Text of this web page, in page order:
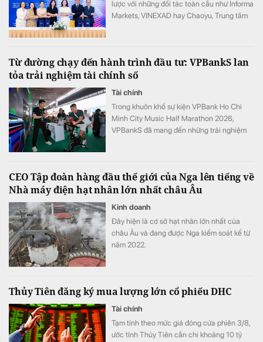
lược với những đối tác toàn cầu như Informa
Markets, VINEXAD hay Chaoyu, Trung tâm
Từ đường chạy đến hành trình đầu tư: VPBankS lan
tỏa trải nghiệm tài chính số
Tài chính
Trong khuôn khổ sự kiện VPBank Ho Chi
Minh City Music Half Marathon 2026,
VPBankS đã mang đến những trải nghiệm
Invest.
CEO Tập đoàn hàng đầu thế giới của Nga lên tiếng về
Nhà máy điện hạt nhân lớn nhất châu Âu
Kinh doanh
Đây hiện là cơ sở hạt nhân lớn nhất của
châu Âu và đang được Nga kiểm soát kể từ
năm 2022.
Thủy Tiên đăng ký mua lượng lớn cổ phiếu DHC
Tài chính
Tạm tính theo mức giá đóng cửa phiên 3/8,
ước tính Thủy Tiên cần chi khoảng 10 tỷ